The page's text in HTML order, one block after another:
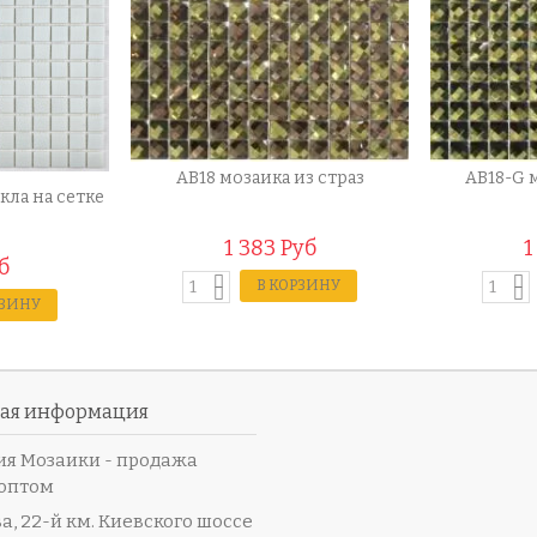
на сетке
AB18 мозаика из страз
1 383 Руб
В КОРЗИНУ
AB18-G
информация
Мозаики - продажа
22-й км. Киевского шоссе